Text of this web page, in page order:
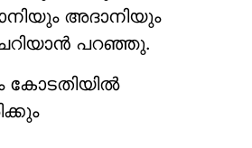
അദാനിയും
പറഞ്ഞു.
കോടതിയില്‍